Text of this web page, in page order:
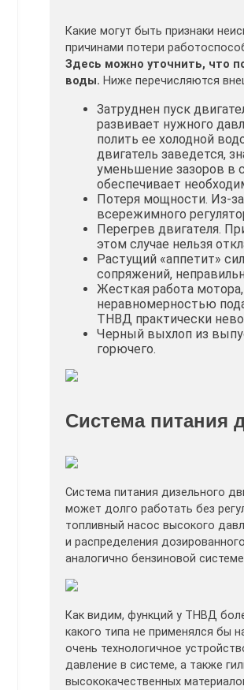
Какие могут быть признаки
причинами потери
Здесь можно уточнить, что
воды. Ниже перечисляются
Затруднен пуск
развивает нужного
полить ее холодной
двигатель заведется,
уменьшение зазоров в
обеспечивает
Потеря мощности. Из-
всережимного
Перегрев двигателя.
этом случае нельзя
Растущий «аппетит»
сопряжений,
Жесткая работа
неравномерностью
ТНВД практически
Черный выхлоп из
горючего.
Система питания
Система питания дизельного
может долго работать без
топливный насос высокого
и распределения
аналогично бензиновой
Как видим, функций у ТНВД
какого типа не применялся бы
очень технологичное
давление в системе, а также
высококачественных